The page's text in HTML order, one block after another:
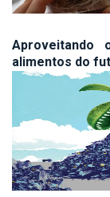
alimentos do